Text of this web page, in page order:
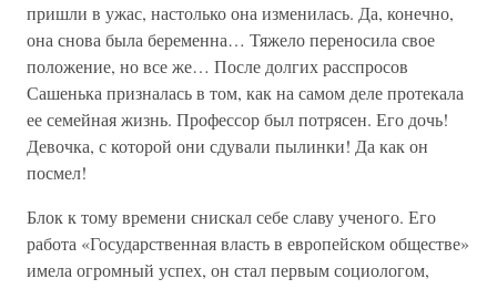
пришли в ужас, настолько она изменилась. Да, конечно,
она снова была беременна… Тяжело переносила свое
положение, но все же… После долгих расспросов
Сашенька призналась в том, как на самом деле протекала
ее семейная жизнь. Профессор был потрясен. Его дочь!
Девочка, с которой они сдували пылинки! Да как он
посмел!
Блок к тому времени снискал себе славу ученого. Его
работа «Государственная власть в европейском обществе»
имела огромный успех, он стал первым социологом,